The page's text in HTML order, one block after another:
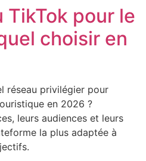
TikTok pour le
choisir en
réseau privilégier pour
en 2026 ?
leurs audiences et leurs
la plus adaptée à